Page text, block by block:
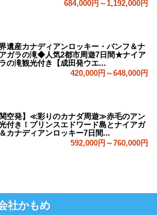
684,000円～1,192,000円
遺産カナディアンロッキー・バンフ＆ナ
ガラの滝◆人気2都市周遊7日間★ナイア
の滝観光付き【成田発ウエ...
420,000円～648,000円
関空発】≪彩りのカナダ周遊≫赤毛のアン
付き！プリンスエドワード島とナイアガ
カナディアンロッキー7日間...
592,000円～760,000円
社かもめ